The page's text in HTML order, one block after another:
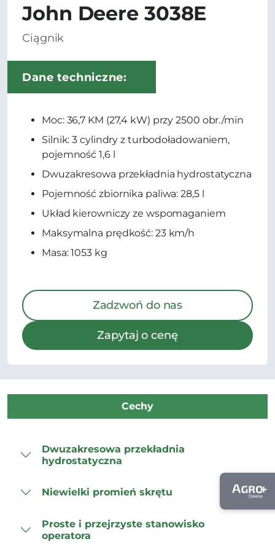
John Deere 3038E
Ciągnik
Dane techniczne:
Moc: 36,7 KM (27,4 kW) przy 2500 obr./min
Silnik: 3 cylindry z turbodoładowaniem,
pojemność 1,6 l
Dwuzakresowa przekładnia hydrostatyczna
Pojemność zbiornika paliwa: 28,5 l
Układ kierowniczy ze wspomaganiem
Maksymalna prędkość: 23 km/h
Masa: 1053 kg
Zadzwoń do nas
Zapytaj o cenę
Cechy
Dwuzakresowa przekładnia
hydrostatyczna
Niewielki promień skrętu
Proste i przejrzyste stanowisko
operatora